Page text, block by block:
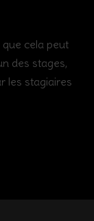
cela peut
des stages,
les stagiaires